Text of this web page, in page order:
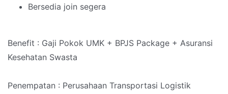
Bersedia join segera
Benefit : Gaji Pokok UMK + BPJS Package + Asuransi
Kesehatan Swasta
Penempatan : Perusahaan Transportasi Logistik